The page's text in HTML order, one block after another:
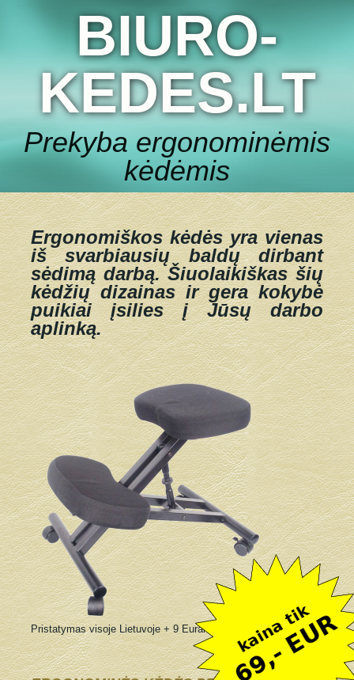
BIURO-
KEDES.LT
Prekyba ergonominėmis
kėdėmis
Ergonomiškos kėdės yra vienas
iš svarbiausių baldų dirbant
sėdimą darbą.Šiuolaikiškas šių
kėdžių dizainas ir gera kokybė
puikiai įsilies į Jūsų darbo
aplinką.
Pristatymas visoje Lietuvoje + 9 Eurai